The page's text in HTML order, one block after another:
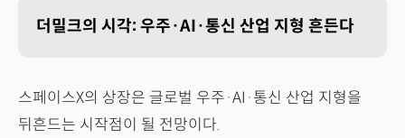
더밀크의 시각: 우주·AI·통신 산업 지형 흔든다
스페이스X의 상장은 글로벌 우주·AI·통신 산업 지형을
뒤흔드는 시작점이 될 전망이다.